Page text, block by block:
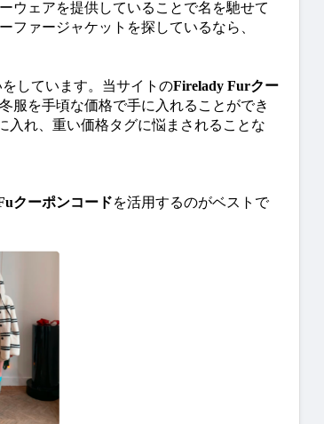
ウェアを提供していることで名を馳せて
ファージャケットを探しているなら、
しています。当サイトのFirelady Furクー
服を手頃な価格で手に入れることができ
入れ、重い価格タグに悩まされることな
クーポンコードを活用するのがベストで